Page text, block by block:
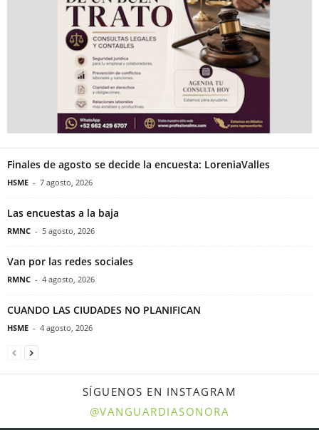
Finales de agosto se decide la encuesta: LoreniaValles
HSME - 7 agosto, 2026
Las encuestas a la baja
RMNC - 5 agosto, 2026
Van por las redes sociales
RMNC - 4 agosto, 2026
CUANDO LAS CIUDADES NO PLANIFICAN
HSME - 4 agosto, 2026
SÍGUENOS EN INSTAGRAM
@VANGUARDIASONORA